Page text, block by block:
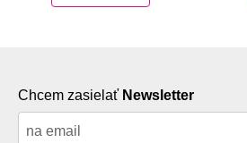
Chcem zasielať Newsletter